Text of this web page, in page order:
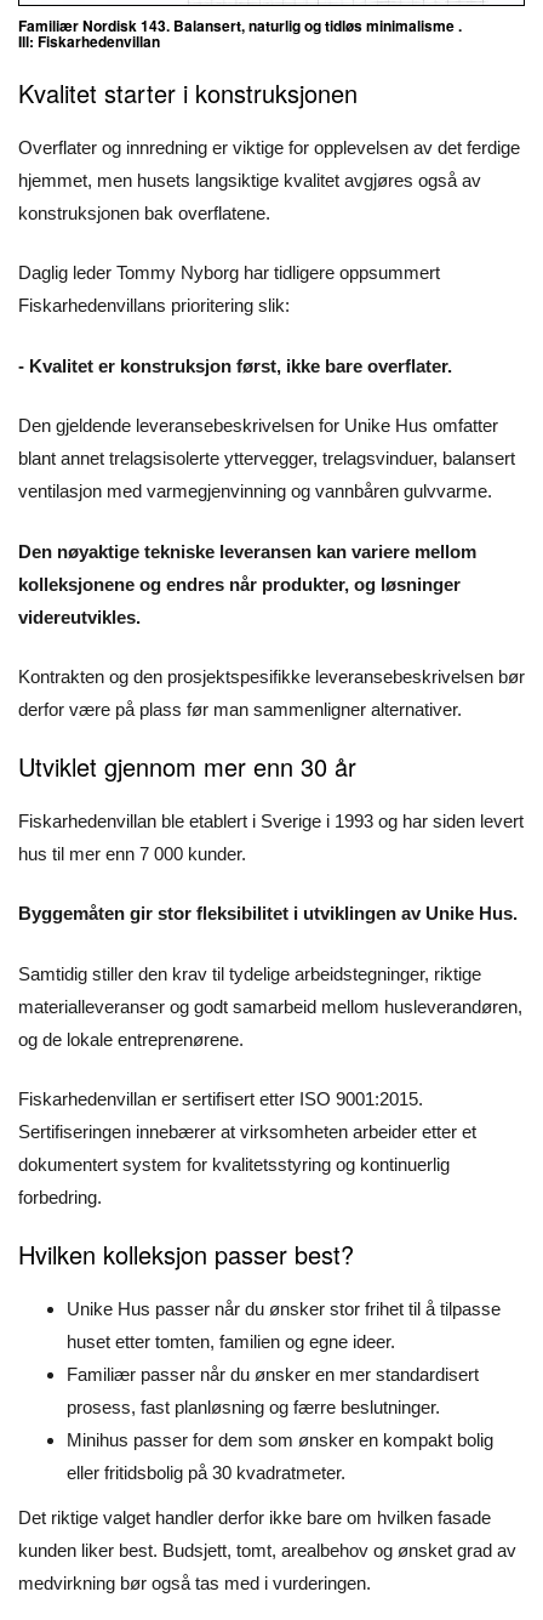
Familiær Nordisk 143. Balansert, naturlig og tidløs minimalisme .
Ill: Fiskarhedenvillan
Kvalitet starter i konstruksjonen
Overflater og innredning er viktige for opplevelsen av det ferdige
hjemmet, men husets langsiktige kvalitet avgjøres også av
konstruksjonen bak overflatene.
Daglig leder Tommy Nyborg har tidligere oppsummert
Fiskarhedenvillans prioritering slik:
- Kvalitet er konstruksjon først, ikke bare overflater.
Den gjeldende leveransebeskrivelsen for Unike Hus omfatter
blant annet trelagsisolerte yttervegger, trelagsvinduer, balansert
ventilasjon med varmegjenvinning og vannbåren gulvvarme.
Den nøyaktige tekniske leveransen kan variere mellom
kolleksjonene og endres når produkter, og løsninger
videreutvikles.
Kontrakten og den prosjektspesifikke leveransebeskrivelsen bør
derfor være på plass før man sammenligner alternativer.
Utviklet gjennom mer enn 30 år
Fiskarhedenvillan ble etablert i Sverige i 1993 og har siden levert
hus til mer enn 7 000 kunder.
Byggemåten gir stor fleksibilitet i utviklingen av Unike Hus.
Samtidig stiller den krav til tydelige arbeidstegninger, riktige
materialleveranser og godt samarbeid mellom husleverandøren,
og de lokale entreprenørene.
Fiskarhedenvillan er sertifisert etter ISO 9001:2015.
Sertifiseringen innebærer at virksomheten arbeider etter et
dokumentert system for kvalitetsstyring og kontinuerlig
forbedring.
Hvilken kolleksjon passer best?
Unike Hus passer når du ønsker stor frihet til å tilpasse
huset etter tomten, familien og egne ideer.
Familiær passer når du ønsker en mer standardisert
prosess, fast planløsning og færre beslutninger.
Minihus passer for dem som ønsker en kompakt bolig
eller fritidsbolig på 30 kvadratmeter.
Det riktige valget handler derfor ikke bare om hvilken fasade
kunden liker best. Budsjett, tomt, arealbehov og ønsket grad av
medvirkning bør også tas med i vurderingen.